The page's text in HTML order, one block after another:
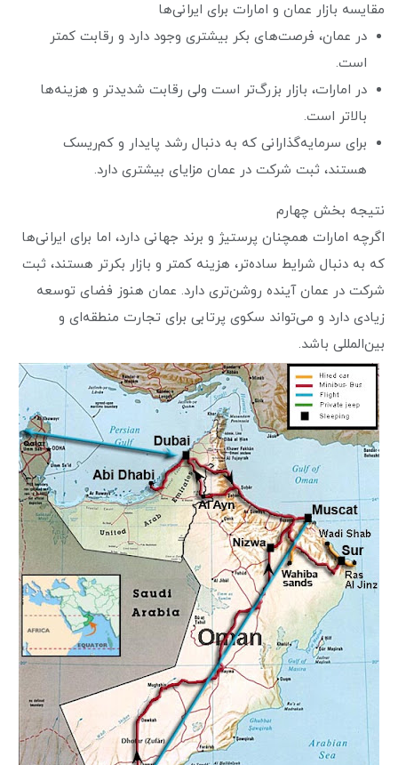
مقایسه بازار عمان و امارات برای ایرانی‌ها
در عمان، فرصت‌های بکر بیشتری وجود دارد و رقابت کمتر
است.
در امارات، بازار بزرگ‌تر است ولی رقابت شدیدتر و هزینه‌ها
بالاتر است.
برای سرمایه‌گذارانی که به دنبال رشد پایدار و کم‌ریسک
هستند، ثبت شرکت در عمان مزایای بیشتری دارد.
نتیجه بخش چهارم
اگرچه امارات همچنان پرستیژ و برند جهانی دارد، اما برای ایرانی‌ها
که به دنبال شرایط ساده‌تر، هزینه کمتر و بازار بکرتر هستند، ثبت
شرکت در عمان آینده روشن‌تری دارد. عمان هنوز فضای توسعه
زیادی دارد و می‌تواند سکوی پرتابی برای تجارت منطقه‌ای و
بین‌المللی باشد.